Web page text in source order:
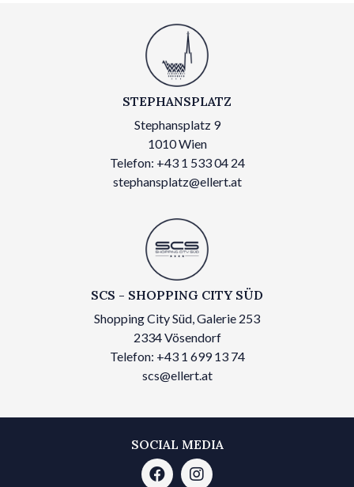
STEPHANSPLATZ
Stephansplatz 9
1010 Wien
Telefon: +43 1 533 04 24
stephansplatz@ellert.at
SCS - SHOPPING CITY SÜD
Shopping City Süd, Galerie 253
2334 Vösendorf
Telefon: +43 1 699 13 74
scs@ellert.at
SOCIAL MEDIA